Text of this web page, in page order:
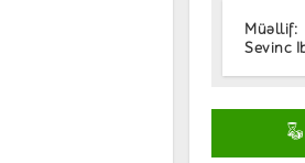
Müəllif:
Sevinc